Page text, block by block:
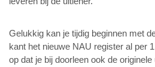
Gelukkig kan je tijdig beginnen met
kant het nieuwe NAU register al per
op dat je bij doorleen ook de